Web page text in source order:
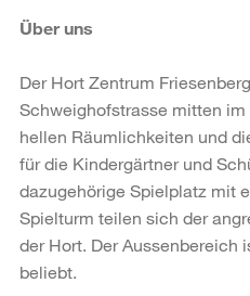
Über uns
Der Hort Zentrum
Schweighofstrasse mitten im
hellen Räumlichkeiten und
für die Kindergärtner und
dazugehörige Spielplatz mit
Spielturm teilen sich der
der Hort. Der Aussenbereich
beliebt.